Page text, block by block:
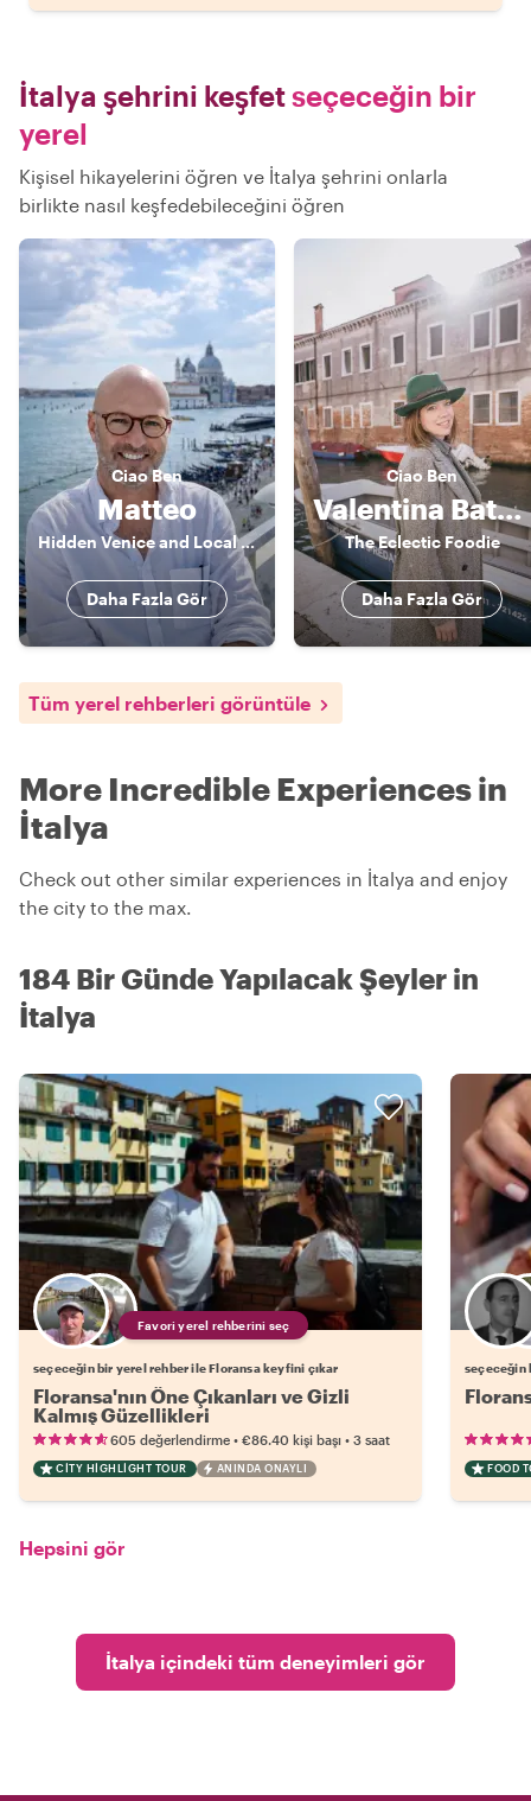
İtalya şehrini keşfetseçeceğin bir
yerel
Kişisel hikayelerini öğren ve İtalya şehrini onlarla
birlikte nasıl keşfedebileceğini öğren
CiaoBen
Matteo
Hidden Venice and Local Stories
Daha Fazla Gör
Ciao Ben
Valentina Battocchio
The Eclectic Foodie
Daha Fazla Gör
Tüm yerel rehberleri görüntüle
More Incredible Experiences in
İtalya
Check out other similar experiences in İtalya and enjoy
the city to the max.
184 Bir Günde Yapılacak Şeyler in
İtalya
Favori yerel rehberini seç
seçeceğin bir yerel rehber ile Floransa keyfini çıkar
Floransa'nın Öne Çıkanları ve Gizli
Kalmış Güzellikleri
605 değerlendirme • €86.40 kişi başı • 3 saat
CITY HIGHLIGHT TOUR ANINDA ONAYLI
seçeceğin
FOOD
Hepsini gör
İtalya içindeki tüm deneyimleri gör